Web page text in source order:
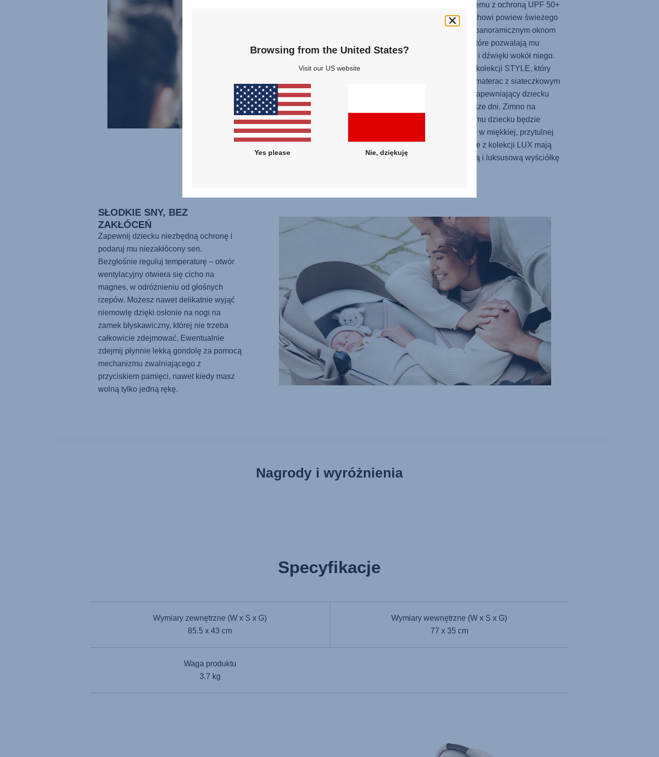
przeciwsłonecznemu z ochroną UPF 50+
i zapewnia maluchowi powiew świeżego
powietrza dzięki panoramicznym oknom
wentylacyjnym, które pozwalają mu
podziwiać widoki i dźwięki wokół niego.
Wybierz model z kolekcji STYLE, który
ma oddychający materac z siateczkowym
wykończeniem, zapewniający dziecku
chłód w najgorętsze dni. Zimno na
zewnątrz? Twojemu dziecku będzie
ciepło i przytulnie w miękkiej, przytulnej
wyściółce. Modele z kolekcji LUX mają
wyjątkowo miękką i luksusową wyściółkę
SŁODKIE SNY, BEZ
ZAKŁÓCEŃ
Zapewnij dziecku niezbędną ochronę i
podaruj mu niezakłócony sen.
Bezgłośnie reguluj temperaturę – otwór
wentylacyjny otwiera się cicho na
magnes, w odróżnieniu od głośnych
rzepów. Możesz nawet delikatnie wyjąć
niemowlę dzięki osłonie na nogi na
zamek błyskawiczny, której nie trzeba
całkowicie zdejmować. Ewentualnie
zdejmij płynnie lekką gondolę za pomocą
mechanizmu zwalniającego z
przyciskiem pamięci, nawet kiedy masz
wolną tylko jedną rękę.
Nagrody i wyróżnienia
Specyfikacje
Wymiary zewnętrzne (W x S x G)
85.5 x 43 cm
Wymiary wewnętrzne (W x S x G)
77 x 35 cm
Waga produktu
3.7 kg
Browsing from the United States?
Visit our US website
Yes please Nie, dziękuję